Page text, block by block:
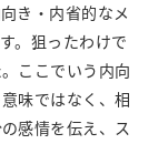
き・内省的なメ
。狙ったわけで
ここでいう内向
味ではなく、相
感情を伝え、ス